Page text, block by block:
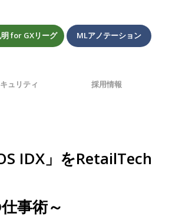
for GXリーグ MLアノテーション
ュリティ 採用情報
IDX」をRetailTech
事術～